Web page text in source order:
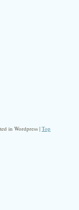
in Wordpress | Top